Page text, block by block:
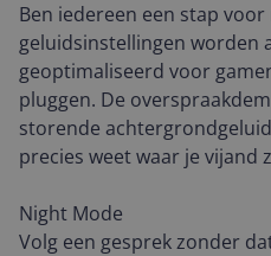
Ben iedereen een stap
geluidsinstellingen worden
geoptimaliseerd voor
pluggen. De
storende
precies weet waar je vijand
Night Mode
Volg een gesprek zonder